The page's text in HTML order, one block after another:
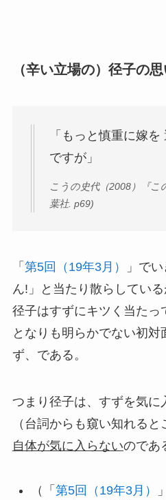
（辛い立場の）径子の
「もっと慎重に嫁
ですが」
こうの史代（2008）『こ
葉社. p69)
「 第5回（19年3月）
」で
ん!」と当たり散らしてい
径子はすずにキツく当たっ
となりも明らかでない初対
ず、である。
つまり径子は、すずを気に
（台詞からも窺い知れる
自体が気に入らないのであ
（「 第5回（19年3月）